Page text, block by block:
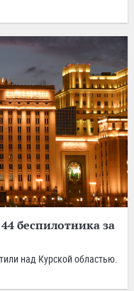
беспилотника за
над Курской областью.